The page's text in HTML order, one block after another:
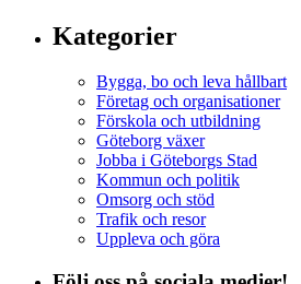
Kategorier
Bygga, bo och leva hållbart
Företag och organisationer
Förskola och utbildning
Göteborg växer
Jobba i Göteborgs Stad
Kommun och politik
Omsorg och stöd
Trafik och resor
Uppleva och göra